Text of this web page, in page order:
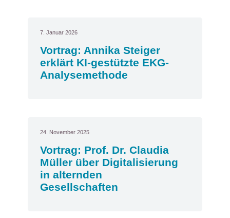
7. Januar 2026
Vortrag: Annika Steiger
erklärt KI-gestützte EKG-
Analysemethode
24. November 2025
Vortrag: Prof. Dr. Claudia
Müller über Digitalisierung
in alternden
Gesellschaften